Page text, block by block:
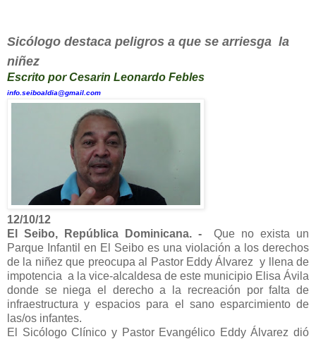
Sicólogo destaca peligros a que se arriesga la
niñez
Escrito por Cesarin Leonardo Febles
info.seiboaldia@gmail.com
12/10/12
El Seibo, República Dominicana. -
Que no exista un
Parque Infantil en El Seibo es una violación a los derechos
de la niñez que preocupa al Pastor Eddy Álvarez y llena de
impotencia a la vice-alcaldesa de este municipio Elisa Ávila
donde se niega el derecho a la recreación por falta de
infraestructura y espacios para el sano esparcimiento de
las/os infantes.
El Sicólogo Clínico y Pastor Evangélico Eddy Álvarez dió